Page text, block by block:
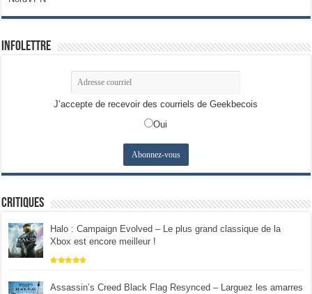
Infolettre
J’accepte de recevoir des courriels de Geekbecois
Oui
Critiques
Halo : Campaign Evolved – Le plus grand classique de la
Xbox est encore meilleur !
Assassin’s Creed Black Flag Resynced – Larguez les amarres